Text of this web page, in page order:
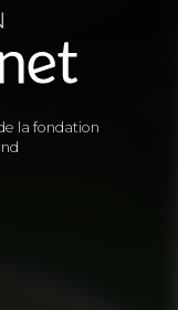
la fondation